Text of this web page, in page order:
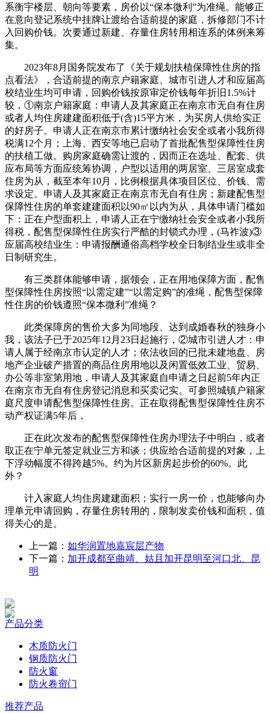
系衡宇楼层、朝向等要素，房价以“保本微利”为准绳。能够正
在意向登记系统中挂牌让渡给合适前提的家庭，拆修部门不计
入回购价钱。次要通过新建、存量住房转用相连系的体例来筹
集。
2023年8月国务院发布了《关于规划扶植保障性住房的指
点看法》，合适前提的南京户籍家庭、城市引进人才和应届高
校结业生均可申请，回购价钱按原审定价钱每年折旧1.5%计
较，①南京户籍家庭：申请人及其家庭正在南京市无自有住房
或者人均住房建建面积低于(含)15平方米，为买房人供给实正
的好房子。申请人正在南京市累计缴纳社会安全或者小我所得
税满12个月；上海、西安等地已启动了首批配售型保障性住房
的扶植工做。购房家庭确需让渡的，因而正在选址、配套、供
应布局等方面应统筹协调，户型以适用的两居室、三居室成套
住房为从，截至本年10月，比例根据具体项目区位、价钱、需
求设定。申请人及其家庭正在南京市无自有住房；新建配售型
保障性住房的单套建建面积以90㎡以内为从，具体申请门槛如
下：正在户型面积上，申请人正在宁缴纳社会安全或者小我所
得税，配售型保障性住房实行严酷的封锁式办理，(马祚波)③
应届高校结业生：申请报酬通俗高档学校全日制结业生或非全
日制研究生。
有三类群体能够申请，据领会，正在用地保障方面，配售
型保障性住房按照“以需定建”“以需定购”的准绳，配售型保障
性住房的价钱遵照“保本微利”准绳？
此类保障房的售价大多为同地段、达到成婚春秋的独身小
我，该法子已于2025年12月23日起施行，②城市引进人才：申
请人属于经南京市认定的人才；依法收回的已批未建地盘、房
地产企业破产措置的商品住房用地以及闲置低效工业、贸易、
办公等非室第用地，申请人及其家庭自申请之日起前5年内正
在南京市无自有住房登记消息和买卖记实。可参照城镇户籍家
庭尺度申请配售型保障性住房。正在取得配售型保障性住房不
动产权证满5年后，
正在此次发布的配售型保障性住房办理法子中明白，或者
取正在宁单元签定就业三方和谈；供应给合适前提的对象，上
下浮动幅度不得跨越5%。约为片区新房起步价的60%。此
外？
计入家庭人均住房建建面积；实行一房一价，也能够向办
理单元申请回购，存量住房转用的，限制发卖价钱和面积，值
得关心的是。
上一篇： 如华润置地嘉宸层产物
下一篇： 加开成都至曲靖、姑且加开昆明至河口北、昆
明
产品分类
木质防火门
钢质防火门
防火窗
防火卷帘门
推荐产品